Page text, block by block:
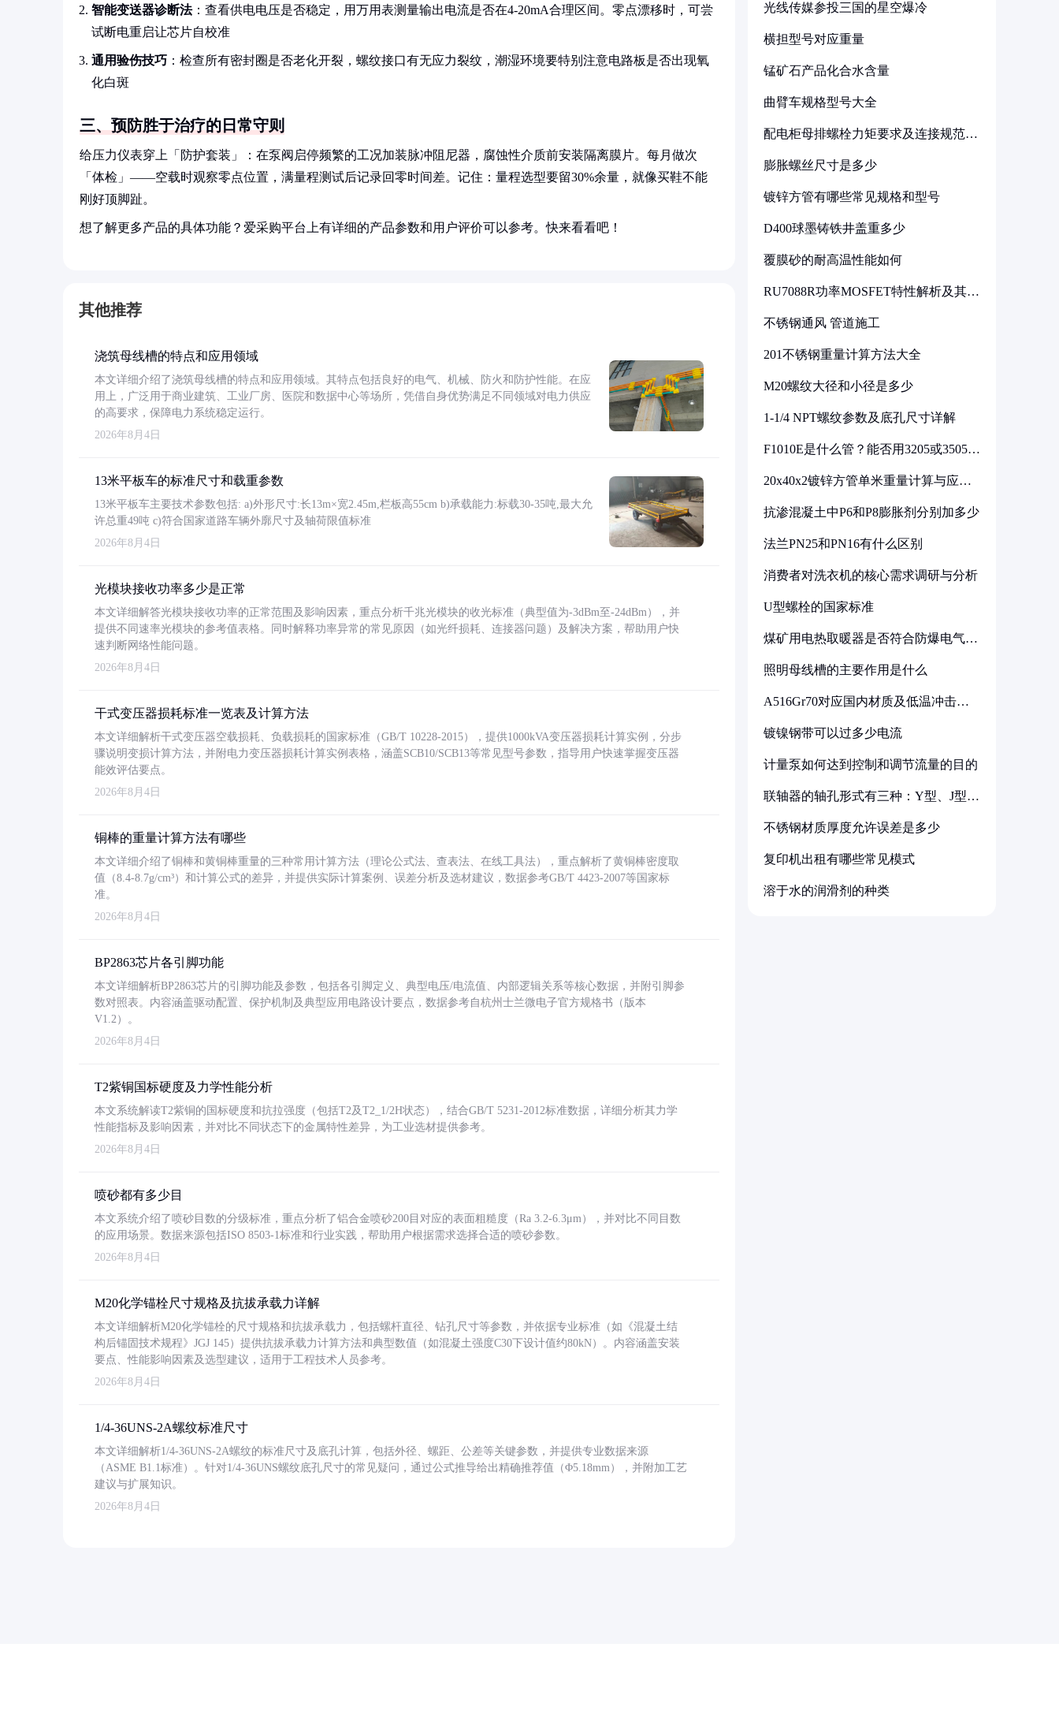
智能变送器诊断法：查看供电电压是否稳定，用万用表测量输出电流是否在4-20mA合理区间。零点漂移时，可尝
试断电重启让芯片自校准
通用验伤技巧 ：检查所有密封圈是否老化开裂，螺纹接口有无应力裂纹，潮湿环境要特别注意电路板是否出现氧
化白斑
三、预防胜于治疗的日常守则
给压力仪表穿上「防护套装」：在泵阀启停频繁的工况加装脉冲阻尼器，腐蚀性介质前安装隔离膜片。每月做次
「体检」——空载时观察零点位置，满量程测试后记录回零时间差。记住：量程选型要留30%余量，就像买鞋不能
刚好顶脚趾。
想了解更多产品的具体功能？爱采购平台上有详细的产品参数和用户评价可以参考。快来看看吧！
其他推荐
浇筑母线槽的特点和应用领域
本文详细介绍了浇筑母线槽的特点和应用领域。其特点包括良好的电气、机械、防火和防护性能。在应
用上，广泛用于商业建筑、工业厂房、医院和数据中心等场所，凭借自身优势满足不同领域对电力供应
的高要求，保障电力系统稳定运行。
2026年8月4日
13米平板车的标准尺寸和载重参数
13米平板车主要技术参数包括: a)外形尺寸:长13m×宽2.45m,栏板高55cm b)承载能力:标载30-35吨,最大允
许总重49吨 c)符合国家道路车辆外廓尺寸及轴荷限值标准
2026年8月4日
光模块接收功率多少是正常
本文详细解答光模块接收功率的正常范围及影响因素，重点分析千兆光模块的收光标准（典型值为-3dBm至-24dBm），并
提供不同速率光模块的参考值表格。同时解释功率异常的常见原因（如光纤损耗、连接器问题）及解决方案，帮助用户快
速判断网络性能问题。
2026年8月4日
干式变压器损耗标准一览表及计算方法
本文详细解析干式变压器空载损耗、负载损耗的国家标准（GB/T 10228-2015），提供1000kVA变压器损耗计算实例，分步
骤说明变损计算方法，并附电力变压器损耗计算实例表格，涵盖SCB10/SCB13等常见型号参数，指导用户快速掌握变压器
能效评估要点。
2026年8月4日
铜棒的重量计算方法有哪些
本文详细介绍了铜棒和黄铜棒重量的三种常用计算方法（理论公式法、查表法、在线工具法），重点解析了黄铜棒密度取
值（8.4-8.7g/cm³）和计算公式的差异，并提供实际计算案例、误差分析及选材建议，数据参考GB/T 4423-2007等国家标
准。
2026年8月4日
BP2863芯片各引脚功能
本文详细解析BP2863芯片的引脚功能及参数，包括各引脚定义、典型电压/电流值、内部逻辑关系等核心数据，并附引脚参
数对照表。内容涵盖驱动配置、保护机制及典型应用电路设计要点，数据参考自杭州士兰微电子官方规格书（版本
V1.2）。
2026年8月4日
T2紫铜国标硬度及力学性能分析
本文系统解读T2紫铜的国标硬度和抗拉强度（包括T2及T2_1/2H状态），结合GB/T 5231-2012标准数据，详细分析其力学
性能指标及影响因素，并对比不同状态下的金属特性差异，为工业选材提供参考。
2026年8月4日
喷砂都有多少目
本文系统介绍了喷砂目数的分级标准，重点分析了铝合金喷砂200目对应的表面粗糙度（Ra 3.2-6.3μm），并对比不同目数
的应用场景。数据来源包括ISO 8503-1标准和行业实践，帮助用户根据需求选择合适的喷砂参数。
2026年8月4日
M20化学锚栓尺寸规格及抗拔承载力详解
本文详细解析M20化学锚栓的尺寸规格和抗拔承载力，包括螺杆直径、钻孔尺寸等参数，并依据专业标准（如《混凝土结
构后锚固技术规程》JGJ 145）提供抗拔承载力计算方法和典型数值（如混凝土强度C30下设计值约80kN）。内容涵盖安装
要点、性能影响因素及选型建议，适用于工程技术人员参考。
2026年8月4日
1/4-36UNS-2A螺纹标准尺寸
本文详细解析1/4-36UNS-2A螺纹的标准尺寸及底孔计算，包括外径、螺距、公差等关键参数，并提供专业数据来源
（ASME B1.1标准）。针对1/4-36UNS螺纹底孔尺寸的常见疑问，通过公式推导给出精确推荐值（Φ5.18mm），并附加工艺
建议与扩展知识。
2026年8月4日
光线传媒参投三国的星空爆冷
横担型号对应重量
锰矿石产品化合水含量
曲臂车规格型号大全
配电柜母排螺栓力矩要求及连接规范详
膨胀螺丝尺寸是多少
镀锌方管有哪些常见规格和型号
D400球墨铸铁井盖重多少
覆膜砂的耐高温性能如何
RU7088R功率MOSFET特性解析及其在
不锈钢通风 管道施工
201不锈钢重量计算方法大全
M20螺纹大径和小径是多少
1-1/4 NPT螺纹参数及底孔尺寸详解
F1010E是什么管？能否用3205或3505代
20x40x2镀锌方管单米重量计算与应用
抗渗混凝土中P6和P8膨胀剂分别加多少
法兰PN25和PN16有什么区别
消费者对洗衣机的核心需求调研与分析
U型螺栓的国家标准
煤矿用电热取暖器是否符合防爆电气设
照明母线槽的主要作用是什么
A516Gr70对应国内材质及低温冲击要
镀镍钢带可以过多少电流
计量泵如何达到控制和调节流量的目的
联轴器的轴孔形式有三种：Y型、J型、
不锈钢材质厚度允许误差是多少
复印机出租有哪些常见模式
溶于水的润滑剂的种类